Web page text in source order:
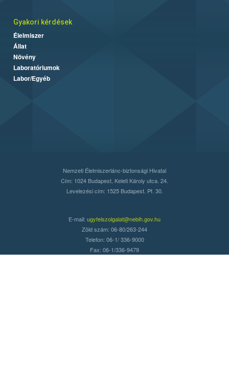
Gyakori kérdések
Élelmiszer
Állat
Növény
Laboratóriumok
Labor/Egyéb
Nemzeti Élelmiszerlánc-biztonsági Hivatal
Cím: 1024 Budapest, Keleti Károly utca. 24.
Levelezési cím: 1525 Budapest. Pf. 30.
E-mail: ugyfelszolgalat@nebih.gov.hu
Zöld szám: 06-80/263-244
Telefon: 06-1/ 336-9000
Fax: 06-1/336-9479